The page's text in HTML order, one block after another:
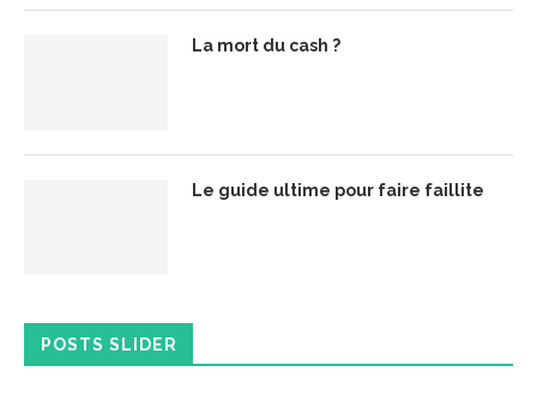
La mort du cash ?
Le guide ultime pour faire faillite
POSTS SLIDER